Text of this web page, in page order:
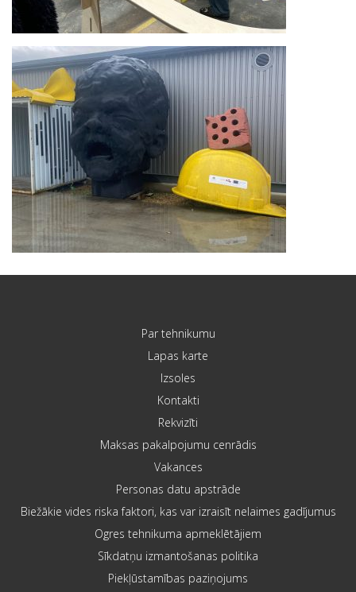
Par tehnikumu
Lapas karte
Izsoles
Kontakti
Rekvizīti
Maksas pakalpojumu cenrādis
Vakances
Personas datu apstrāde
Biežākie vides riska faktori, kas var izraisīt nelaimes gadījumus
Ogres tehnikuma apmeklētājiem
Sīkdatņu izmantošanas politika
Piekļūstamības paziņojums